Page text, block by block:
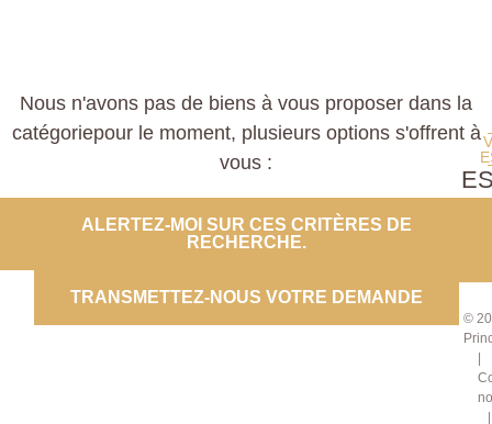
Nous n'avons pas de biens à vous proposer dans la
catégoriepour le moment, plusieurs options s'offrent à
vous :
ALERTEZ-MOI SUR CES CRITÈRES DE
RECHERCHE.
TRANSMETTEZ-NOUS VOTRE DEMANDE
©